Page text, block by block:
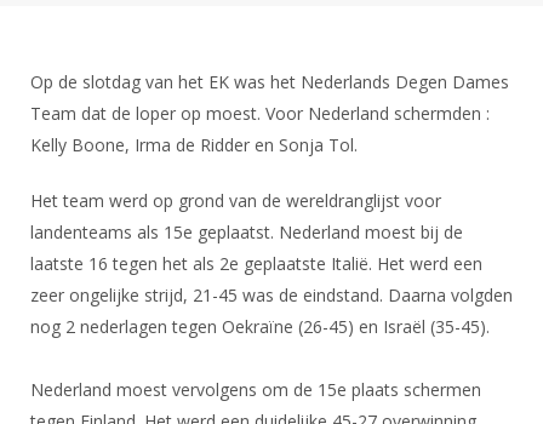
Forums
Maandelijks archief
Gebruiksvoorwaarden
Historie
Tarieven
Reglementen
Sponsors en Partners
Organisatie
Bestuur
Commissies
Recreatiesport
Veteranen
Lichtzwaardschermen
Wedstrijdsport
Ranglijsten
Reglementen
Wat is topsport
Nieuws
Oranje
FBT
Talentontwikkeling
Informatie
Voor de jeugd
Ouders en vereniging
Jeugdkampen
Brassardsysteem
Voor coaches en leraren
Forums
Forums
Schermforum
Zoek Vereniging
NK organiseren
Op de slotdag van het EK was het Nederlands Degen Dames
Team dat de loper op moest. Voor Nederland schermden :
Kelly Boone, Irma de Ridder en Sonja Tol.
Het team werd op grond van de wereldranglijst voor
landenteams als 15e geplaatst. Nederland moest bij de
laatste 16 tegen het als 2e geplaatste Italië. Het werd een
zeer ongelijke strijd, 21-45 was de eindstand. Daarna volgden
nog 2 nederlagen tegen Oekraïne (26-45) en Israël (35-45).
Nederland moest vervolgens om de 15e plaats schermen